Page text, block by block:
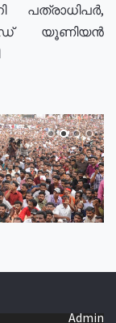
പത്രാധിപർ,
യൂണിയൻ
Admin